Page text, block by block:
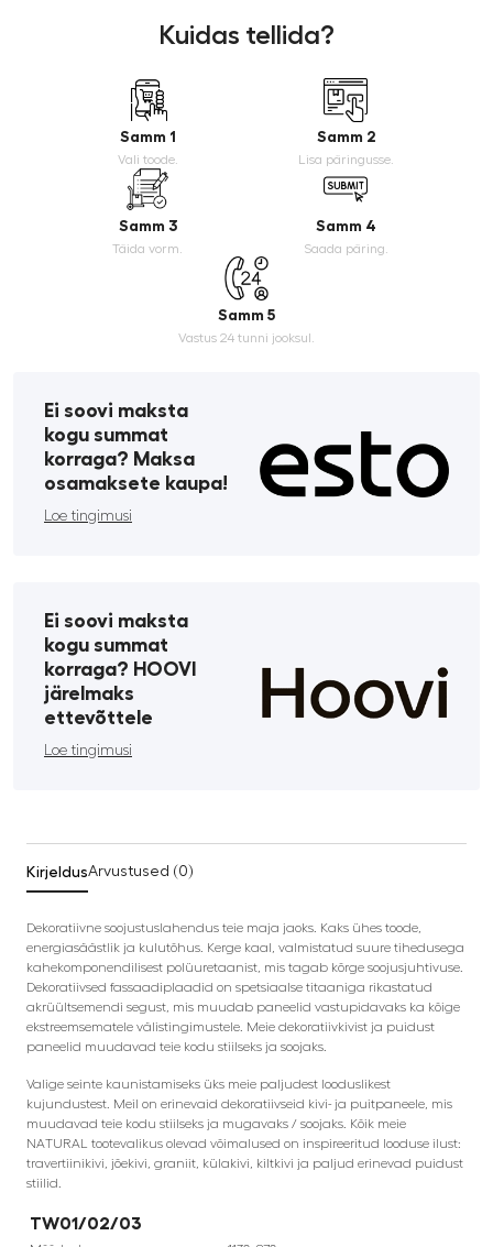
Kuidas tellida?
Samm 1
Vali toode.
Samm 2
Lisa päringusse.
Samm 3
Täida vorm.
Samm 4
Saada päring.
Samm 5
Vastus 24 tunni jooksul.
Ei soovi maksta
kogu summat
korraga? Maksa
osamaksete kaupa!
Loe tingimusi
Ei soovi maksta
kogu summat
korraga? HOOVI
järelmaks
ettevõttele
Loe tingimusi
KirjeldusArvustused (0)
Dekoratiivne soojustuslahendus teie maja jaoks. Kaks ühes toode,
energiasäästlik ja kulutõhus. Kerge kaal, valmistatud suure tihedusega
kahekomponendilisest polüuretaanist, mis tagab kõrge soojusjuhtivuse.
Dekoratiivsed fassaadiplaadid on spetsiaalse titaaniga rikastatud
akrüültsemendi segust, mis muudab paneelid vastupidavaks ka kõige
ekstreemsematele välistingimustele. Meie dekoratiivkivist ja puidust
paneelid muudavad teie kodu stiilseks ja soojaks.
Valige seinte kaunistamiseks üks meie paljudest looduslikest
kujundustest. Meil on erinevaid dekoratiivseid kivi- ja puitpaneele, mis
muudavad teie kodu stiilseks ja mugavaks / soojaks. Kõik meie
NATURAL tootevalikus olevad võimalused on inspireeritud looduse ilust:
travertiinikivi, jõekivi, graniit, külakivi, kiltkivi ja paljud erinevad puidust
stiilid.
TW01/02/03